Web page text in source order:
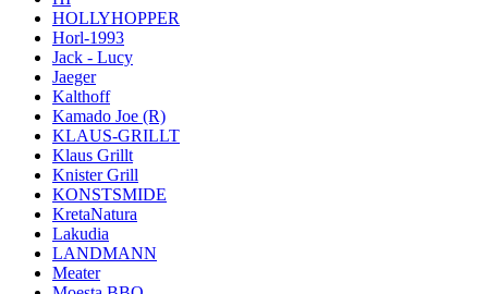
HOLLYHOPPER
Horl-1993
Jack - Lucy
Jaeger
Kalthoff
Kamado Joe (R)
KLAUS-GRILLT
Klaus Grillt
Knister Grill
KONSTSMIDE
KretaNatura
Lakudia
LANDMANN
Meater